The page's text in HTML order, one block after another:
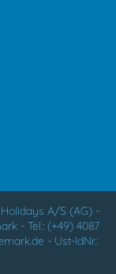
A/S (AG)-
- Tel.: (+49) 4087
- Ust-IdNr.: